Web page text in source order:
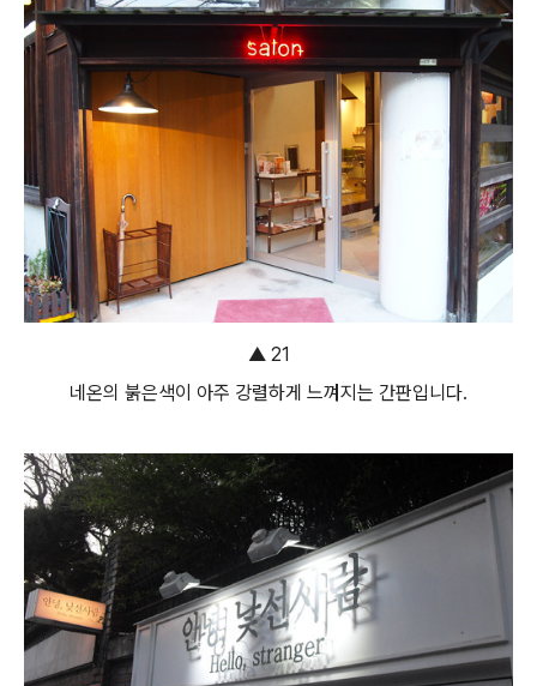
▲ 21
네온의 붉은색이 아주 강렬하게 느껴지는 간판입니다.